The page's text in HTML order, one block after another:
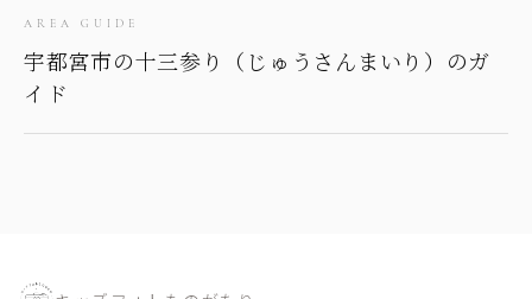
AREA GUIDE
宇都宮市の十三参り（じゅうさんまいり）のガ
イド